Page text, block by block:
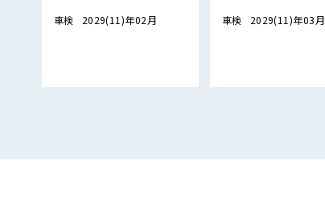
車検 2029(11)年02月 車検 2029(11)年03月